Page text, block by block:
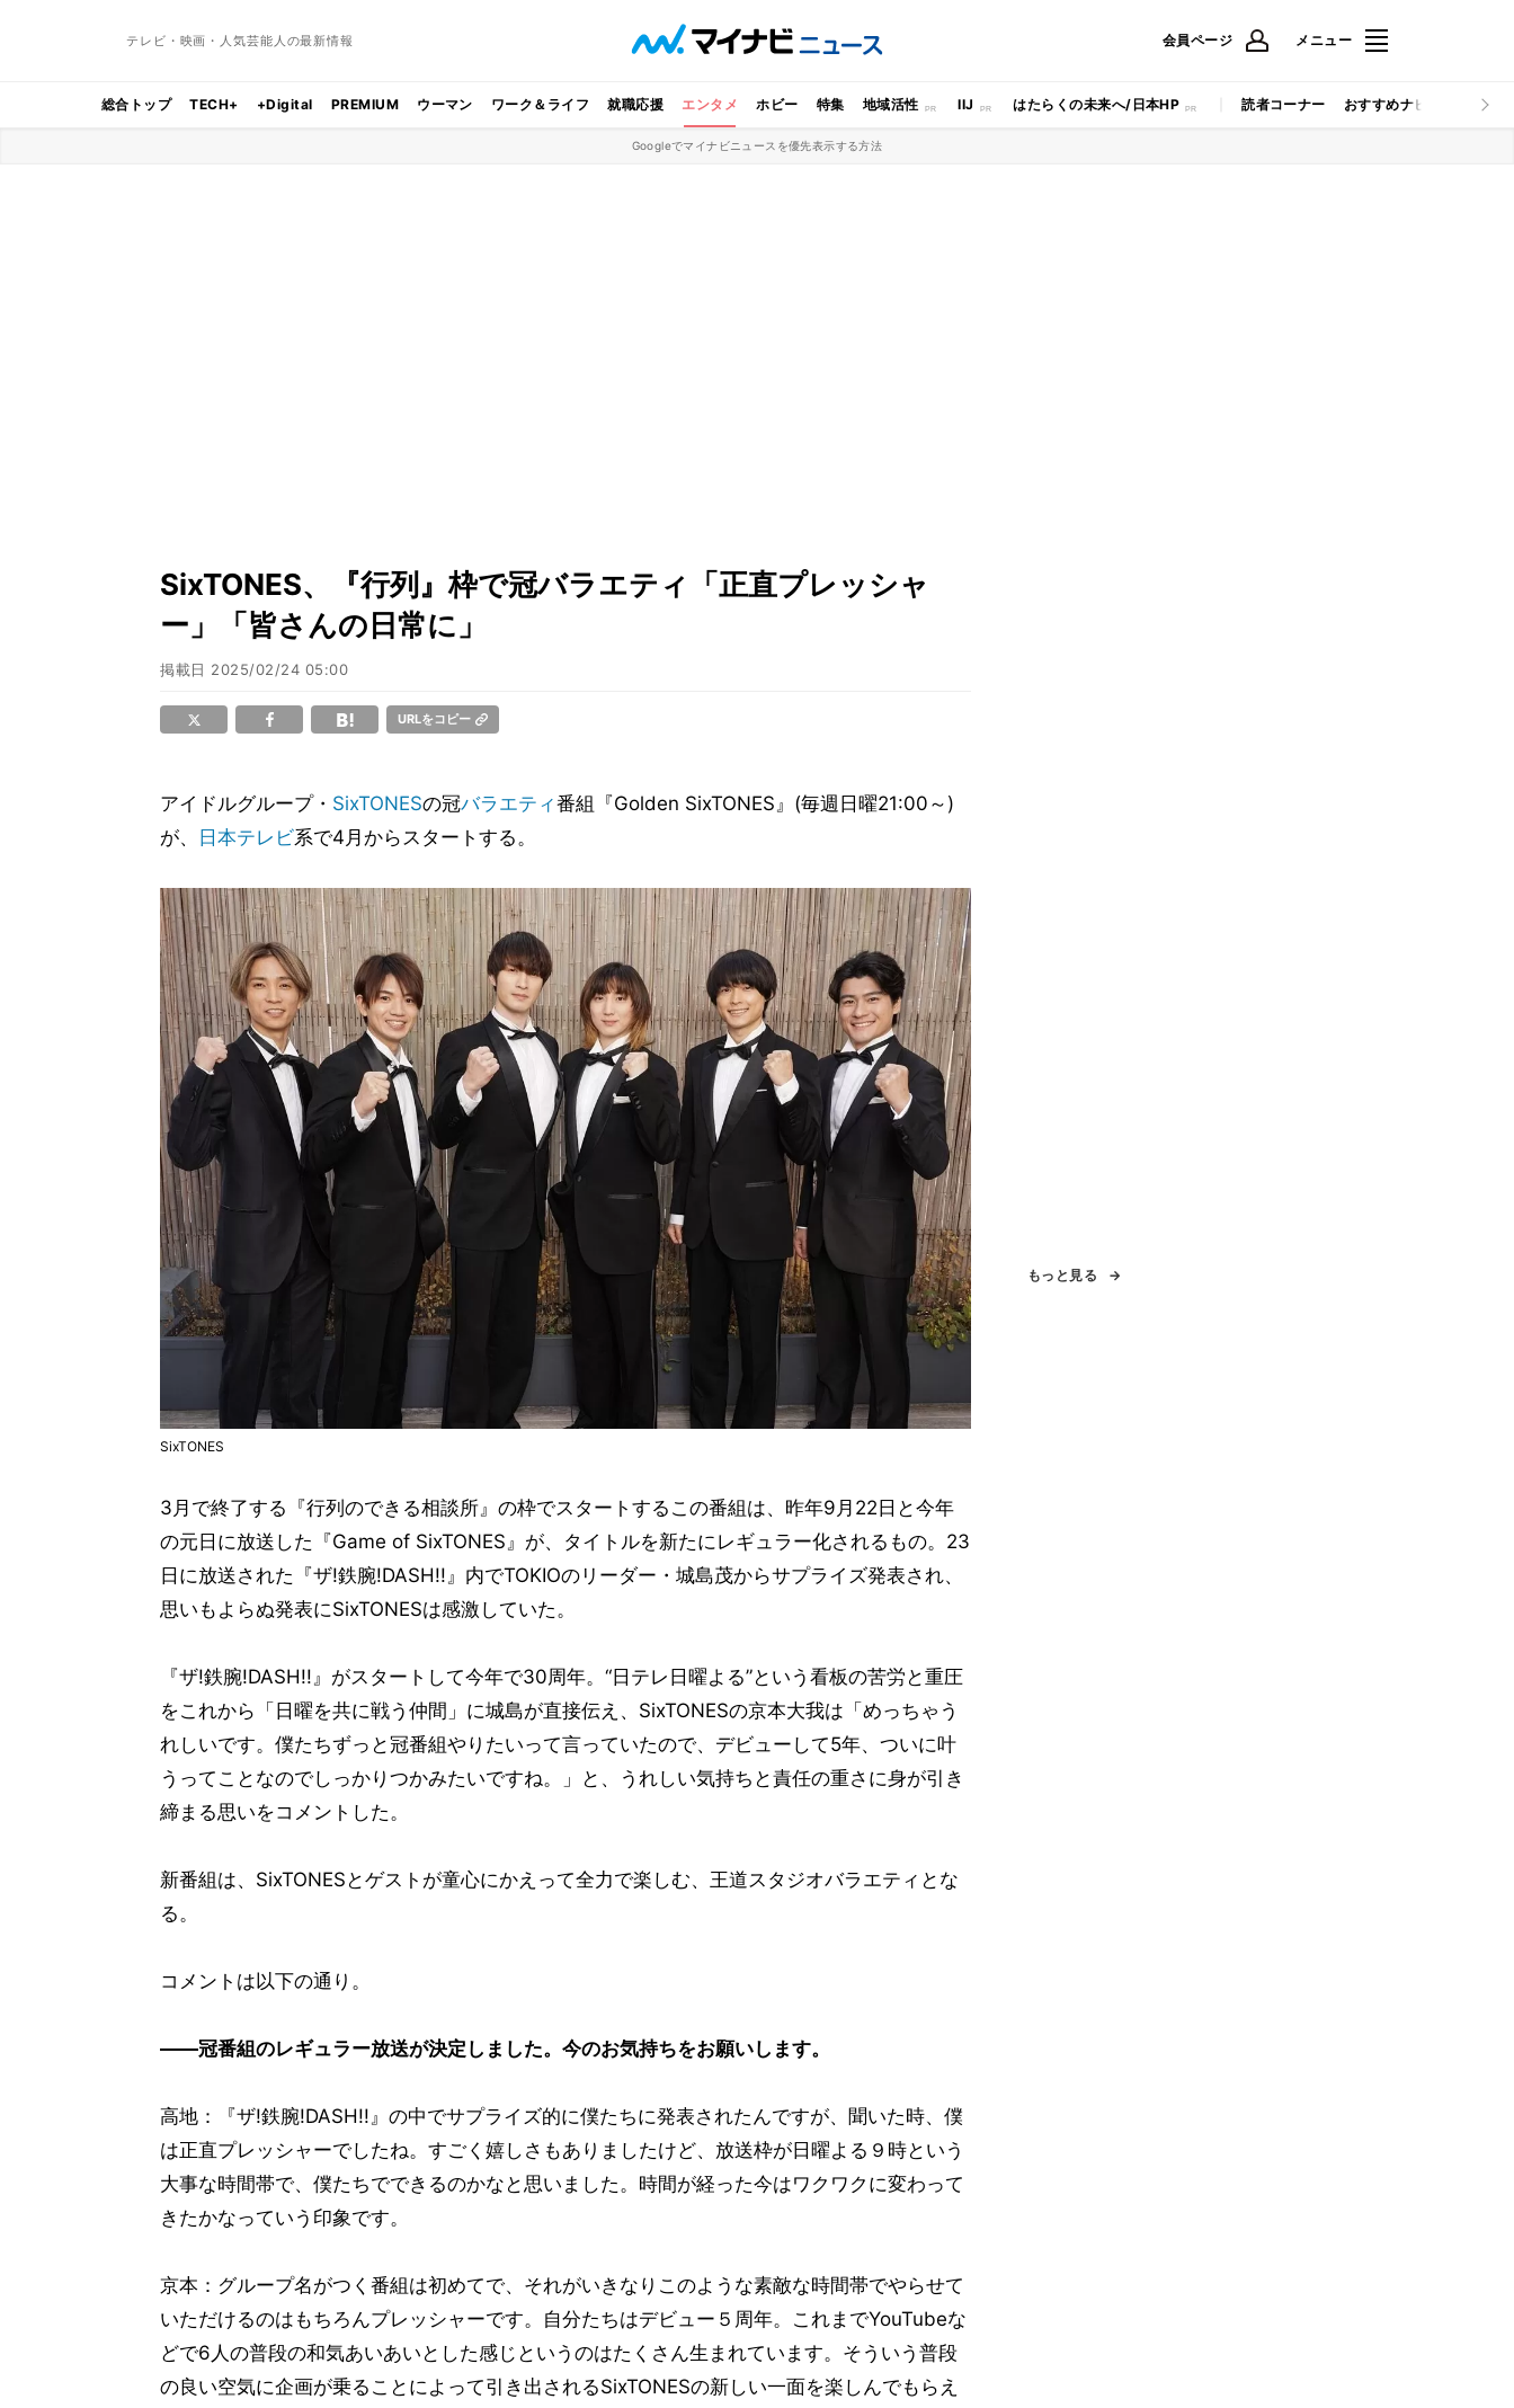
テレビ・映画・人気芸能人の最新情報 会員ページ メニュー
総合トップ TECH+ +Digital PREMIUM ウーマン ワーク＆ライフ 就職応援 エンタメ ホビー 特集 地域活性 IIJ はたらくの未来へ/日本HP 読者コーナー おすすめナビ マイナビ
Googleでマイナビニュースを優先表示する方法
SixTONES、『行列』枠で冠バラエティ「正直プレッシャ
ー」「皆さんの日常に」
掲載日 2025/02/24 05:00
URLをコピー
アイドルグループ・ SixTONESの冠バラエティ番組『Golden SixTONES』(毎週日曜21:00～)
が、
日本テレビ系で4月からスタートする。
SixTONES
3月で終了する『行列のできる相談所』の枠でスタートするこの番組は、昨年9月22日と今年
の元日に放送した『Game of SixTONES』が、タイトルを新たにレギュラー化されるもの。23
日に放送された『ザ!鉄腕!DASH!!』内でTOKIOのリーダー・城島茂からサプライズ発表され、
思いもよらぬ発表にSixTONESは感激していた。
『ザ!鉄腕!DASH!!』がスタートして今年で30周年。“日テレ日曜よる”という看板の苦労と重圧
をこれから「日曜を共に戦う仲間」に城島が直接伝え、SixTONESの京本大我は「めっちゃう
れしいです。僕たちずっと冠番組やりたいって言っていたので、デビューして5年、ついに叶
うってことなのでしっかりつかみたいですね。」と、うれしい気持ちと責任の重さに身が引き
締まる思いをコメントした。
新番組は、SixTONESとゲストが童心にかえって全力で楽しむ、王道スタジオバラエティとな
る。
コメントは以下の通り。
――冠番組のレギュラー放送が決定しました。今のお気持ちをお願いします。
高地：『ザ!鉄腕!DASH!!』の中でサプライズ的に僕たちに発表されたんですが、聞いた時、僕
は正直プレッシャーでしたね。すごく嬉しさもありましたけど、放送枠が日曜よる９時という
大事な時間帯で、僕たちでできるのかなと思いました。時間が経った今はワクワクに変わって
きたかなっていう印象です。
京本：グループ名がつく番組は初めてで、それがいきなりこのような素敵な時間帯でやらせて
いただけるのはもちろんプレッシャーです。自分たちはデビュー５周年。これまでYouTubeな
どで6人の普段の和気あいあいとした感じというのはたくさん生まれています。そういう普段
の良い空気に企画が乗ることによって引き出されるSixTONESの新しい一面を楽しんでもらえ
もっと見る